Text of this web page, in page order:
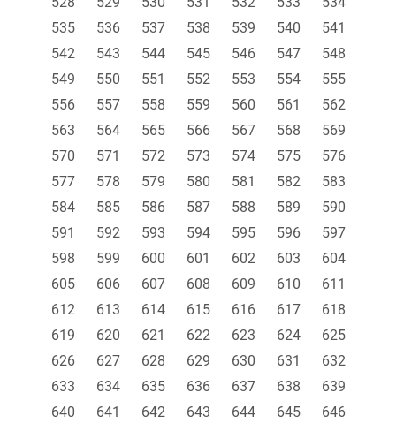
535
536 537 538 539 540
541
542
543 544 545 546 547
548
549
550 551 552 553 554
555
556
557 558 559 560 561
562
563
564 565 566 567 568
569
570
571 572 573 574 575
576
577
578 579 580 581 582
583
584
585 586 587 588 589
590
591
592 593 594 595 596
597
598
599 600 601 602 603
604
605
606 607 608 609 610
611
612
613 614 615 616 617
618
619
620 621 622 623 624
625
626
627 628 629 630 631
632
633
634 635 636 637 638
639
640
641 642 643 644 645
646